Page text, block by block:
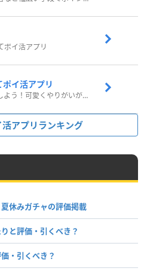
ポイ活アプリ
イ活アプリ
ペットを育ってポイ活しよう！可愛くやりがいがある新感覚アプリ
アプリランキング
休みガチャの評価掲載
と評価・引くべき？
・引くべき？